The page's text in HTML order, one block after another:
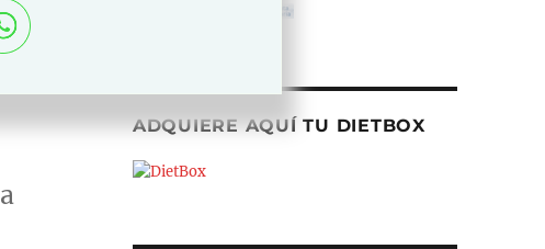
ADQUIERE AQUÍ TU DIETBOX